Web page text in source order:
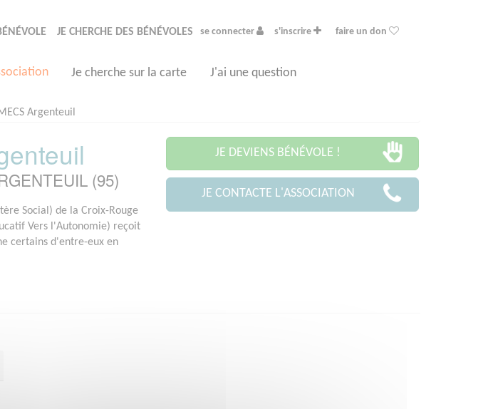
JE CHERCHE DES BÉNÉVOLES se connecter s'inscrire faire un don
Je cherche sur la carte J'ai une question
Argenteuil
(95)
Social) de la Croix-Rouge
Vers l'Autonomie) reçoit
certains d'entre-eux en
JE DEVIENS BÉNÉVOLE !
JE CONTACTE L'ASSOCIATION